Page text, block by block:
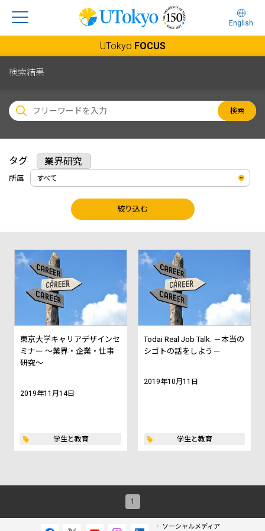
English
UTokyo FOCUS
検索結果
検索
タグ 業界研究
所属
絞り込む
東京大学キャリアデザインセ
ミナー ～業界・企業・仕事
研究～
2019年11月14日
学生と教育
Todai Real Job Talk. －本当の
シゴトの話をしよう－
2019年10月11日
学生と教育
1
ソーシャルメディア